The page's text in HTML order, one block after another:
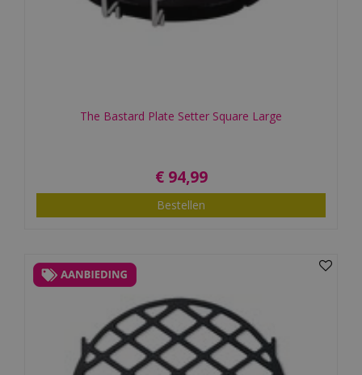
The Bastard Plate Setter Square Large
€ 94,99
Bestellen